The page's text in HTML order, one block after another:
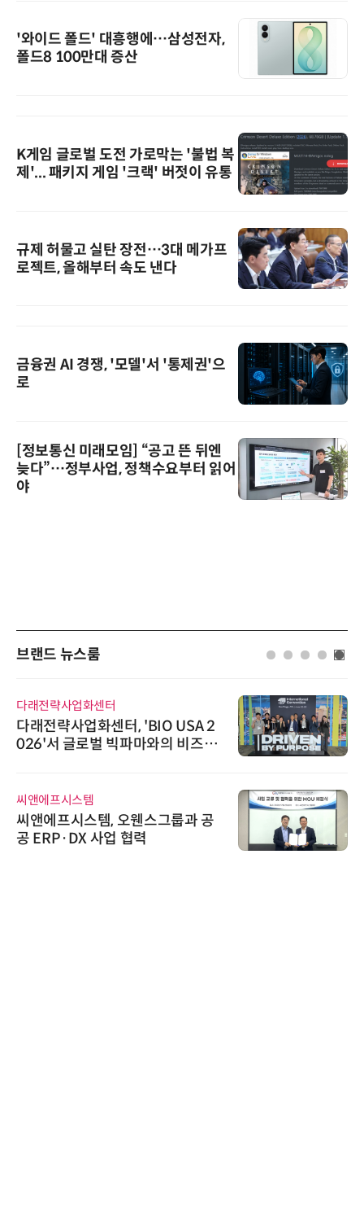
'와이드 폴드' 대흥행에…삼성전자,
폴드8 100만대 증산
K게임 글로벌 도전 가로막는 '불법 복
제'... 패키지 게임 '크랙' 버젓이 유통
규제 허물고 실탄 장전…3대 메가프
로젝트, 올해부터 속도 낸다
금융권 AI 경쟁, '모델'서 '통제권'으
로
[정보통신 미래모임] “공고 뜬 뒤엔
늦다”…정부사업, 정책수요부터 읽어
야
브랜드 뉴스룸
터
화센터, 'BIO USA 2
빅파마와의 비즈니
, 오웬스그룹과 공
업 협력
디에스앤지
디에스앤지,
26' 참가 성료
우르는 통합 솔
로옴세미컨덕터코
로옴, 발진 출
라헤르츠파 발